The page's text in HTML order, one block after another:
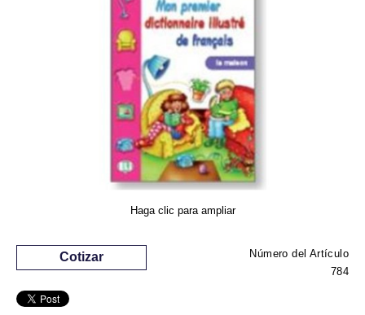
Haga clic para ampliar
Número del Artículo
784
Cotizar